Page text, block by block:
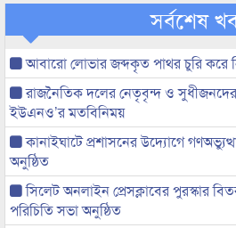
সর্বশেষ
আবারো লোভার জব্দকৃত পাথর চুরি করে
রাজনৈতিক দলের নেতৃবৃন্দ ও
ইউএনও’র মতবিনিময়
কানাইঘাটে প্রশাসনের উদ্যোগে
অনুষ্ঠিত
সিলেট অনলাইন প্রেসক্লাবের পুরস্কার
পরিচিতি সভা অনুষ্ঠিত